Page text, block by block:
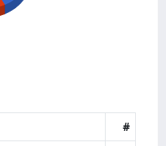
#